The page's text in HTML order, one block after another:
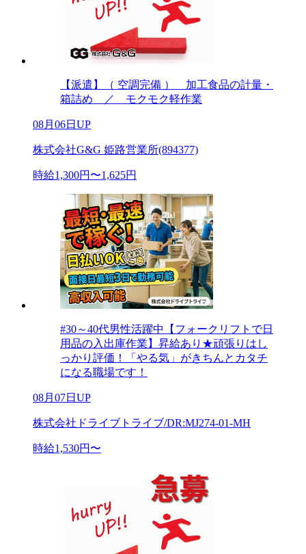
【派遣】（ 空調完備 ） 加工食品の計量・
箱詰め ／ モクモク軽作業
08月06日UP
株式会社G&G 姫路営業所(894377)
時給1,300円〜1,625円
#30～40代男性活躍中【フォークリフトで日
用品の入出庫作業】昇給あり★頑張りはし
っかり評価！「やる気」がきちんとカタチ
になる職場です！
08月07日UP
株式会社ドライブトライブ/DR:MJ274-01-MH
時給1,530円〜